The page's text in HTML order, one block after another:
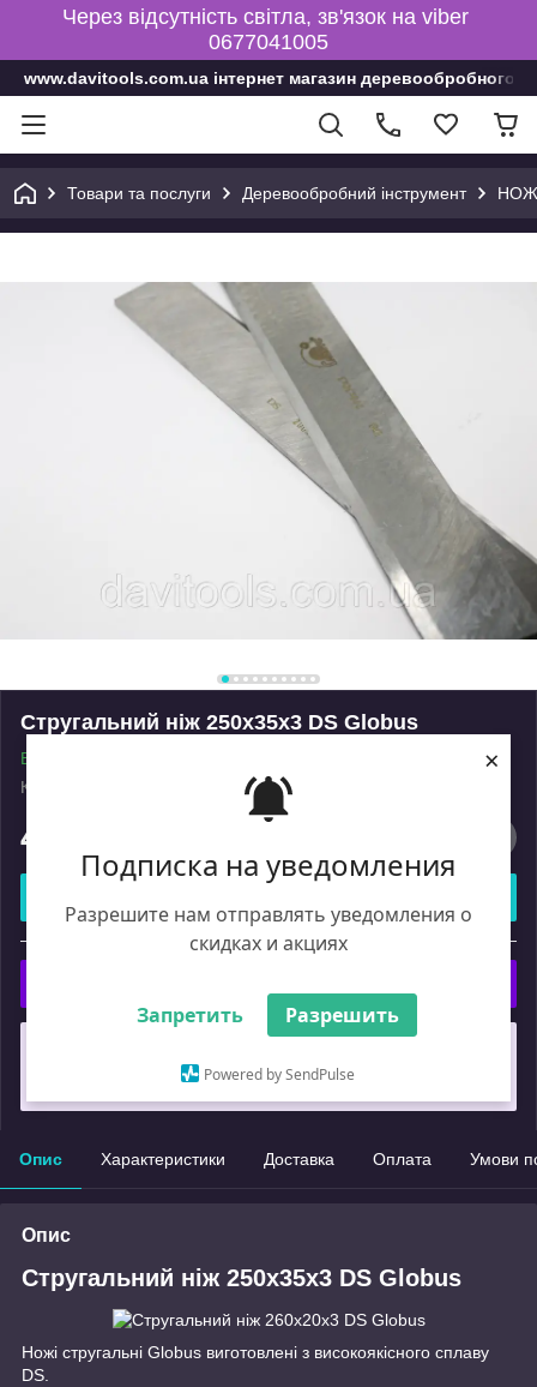
Подписка на уведомления
Разрешите нам отправлять уведомления о
скидках и акциях
Запретить Разрешить
Powered by SendPulse
×
Через відсутність світла, зв'язок на viber
0677041005
www.davitools.com.ua інтернет магазин деревообробного
Товари та послуги Деревообробний інструмент
Стругальний ніж 250x35x3 DS Globus
В наявності
Код: 260
495
або
Замовлення під захистом
Опис Характеристики Доставка Оплата Умови
Опис
Стругальний ніж 250x35x3 DS Globus
Ножі стругальні Globus виготовлені з високоякісного сплаву
DS.